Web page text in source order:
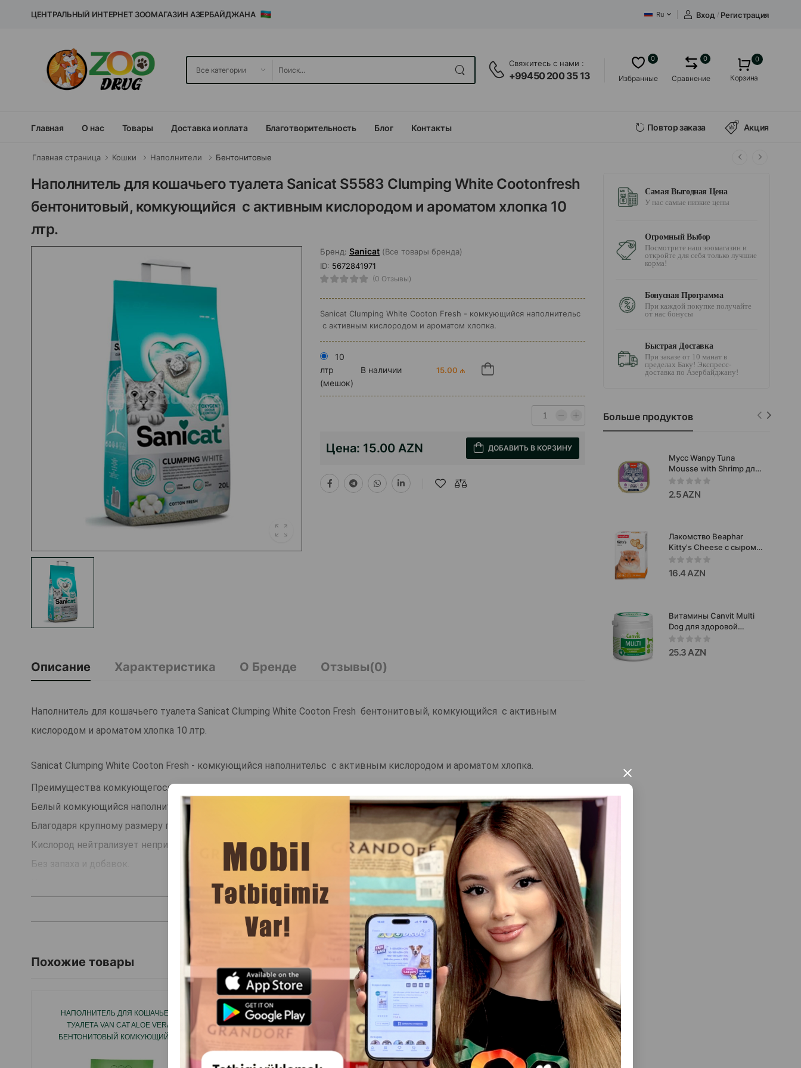
×
ЦЕНТРАЛЬНЫЙ ИНТЕРНЕТ ЗООМАГАЗИН АЗЕРБАЙДЖАНА Ru Вход / Регистрация
Свяжитесь с нами :
+99450 200 35 13 Избранные
0
Сравнение
0 0
Корзина
Главная О нас Товары Доставка и оплата Благотворительность Блог Контакты Повтор заказа Акция
Главная страница Кошки Наполнители Бентонитовые
Наполнитель для кошачьего туалета Sanicat S5583 Clumping White Cootonfresh
бентонитовый, комкующийся с активным кислородом и ароматом хлопка 10
лтр.
Бренд: Sanicat (Все товары бренда)
ID: 5672841971
(0 Отзывы)
Sanicat Clumping White Cooton Fresh - комкующийся наполнительс
с активным кислородом и ароматом хлопка.
10
лтр
(мешок)
В наличии 15.00 ₼
Цена: 15.00 AZN ДОБАВИТЬ В КОРЗИНУ
Описание Характеристика О Бренде Отзывы(0)
Наполнитель для кошачьего туалета Sanicat Clumping White Cooton Fresh бентонитовый, комкующийся с активным
кислородом и ароматом хлопка 10 лтр.
Sanicat Clumping White Cooton Fresh - комкующийся наполнительс с активным кислородом и ароматом хлопка.
Преимущества комкующегося наполнителя Clumping White unscented от Sani Cat:
Белый комкующийся наполнитель для сохранения чистоты и свежести лотка.
Благодаря крупному размеру гранул не прилипает к лапкам и не разносится по дому.
Кислород нейтрализует неприятные запахи.
Без запаха и добавок.
Не оставляет пыли, следов, бережно относится к лапкам вашей кошки.
Страна производитель: Турция.
ЧИТАТЬ ДАЛЬШЕ
Похожие товары Смотреть Все
НАПОЛНИТЕЛЬ ДЛЯ КОШАЧЬЕГО
ТУАЛЕТА VAN CAT ALOE VERA
БЕНТОНИТОВЫЙ КОМКУЮЩИЙСЯ
НАПОЛНИТЕЛЬ, С АРОМАТОМ АЛОЭ ВЕРА
НАПОЛНИТЕЛЬ ДЛЯ КОШАЧЬЕГО
ТУАЛЕТА HERO CAT LAVENDER,
БЕНТОНИТОВЫЙ, КОМКУЮЩИЙСЯ С
ЗАПАХОМ ЛАВАНДЫ.
НАПОЛНИТЕЛЬ ДЛЯ КОШАЧЬЕГО
ТУАЛЕТА VAN CAT PREMIUM QUALITY С
АРОМАТОМ ЛАВАНДЫ БЕНТОНИТОВЫЙ
КОМКУЮЩИЙСЯ.
ТУАЛЕТА VAN CAT PREMIUM QUALITY
КОМКАЮЩИЙСЯ БЕЗ ЗАПАХА 10 ЛТР.
Самая Выгодная Цена
У нас самые низкие цены
Огромный Выбор
Посмотрите наш зоомагазин и
откройте для себя только лучшие
корма!
Бонусная Программа
При каждой покупке получайте
от нас бонусы
Быстрая Доставка
При заказе от 10 манат в
пределах Баку! Экспресс-
доставка по Азербайджану!
Больше продуктов
Мусс Wanpy Tuna
Mousse with Shrimp для
кошек со вкусом тунца с
креветками 40г
2.5 AZN
Лакомство Beaphar
Kitty's Cheese с сыром
для кошек,
витаминизированное
180 шт.
16.4 AZN
Витамины Canvit Multi
Dog для здоровой
жизни собак 100 гр.
25.3 AZN